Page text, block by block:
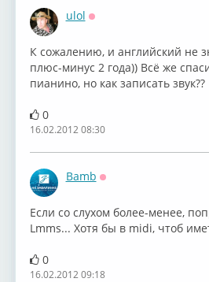
ulol
К сожалению, и английский не
плюс-минус 2 года)) Всё же
пианино, но как записать звук??
0
16.02.2012 08:30
Bamb
Если со слухом более-менее,
Lmms... Хотя бы в midi, чтоб
0
16.02.2012 09:18